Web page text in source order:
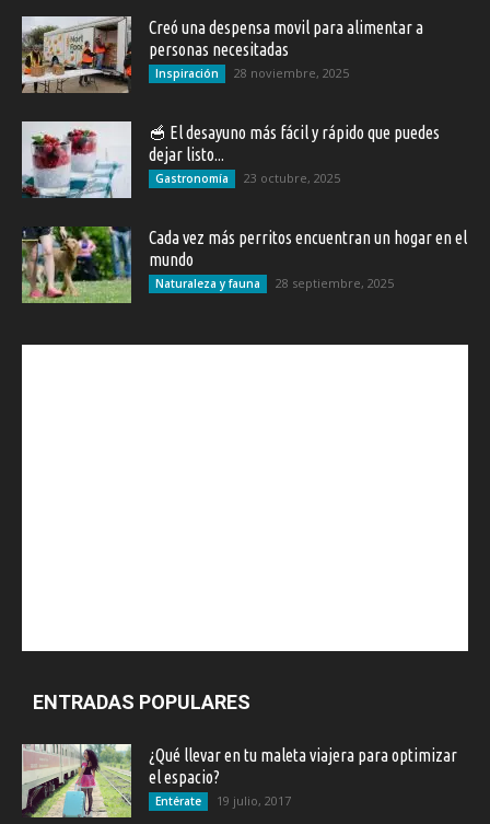
Creó una despensa movil para alimentar a
personas necesitadas
Inspiración 28 noviembre, 2025
🥣 El desayuno más fácil y rápido que puedes
dejar listo...
Gastronomía 23 octubre, 2025
Cada vez más perritos encuentran un hogar en el
mundo
Naturaleza y fauna 28 septiembre, 2025
ENTRADAS POPULARES
¿Qué llevar en tu maleta viajera para optimizar
el espacio?
Entérate 19 julio, 2017